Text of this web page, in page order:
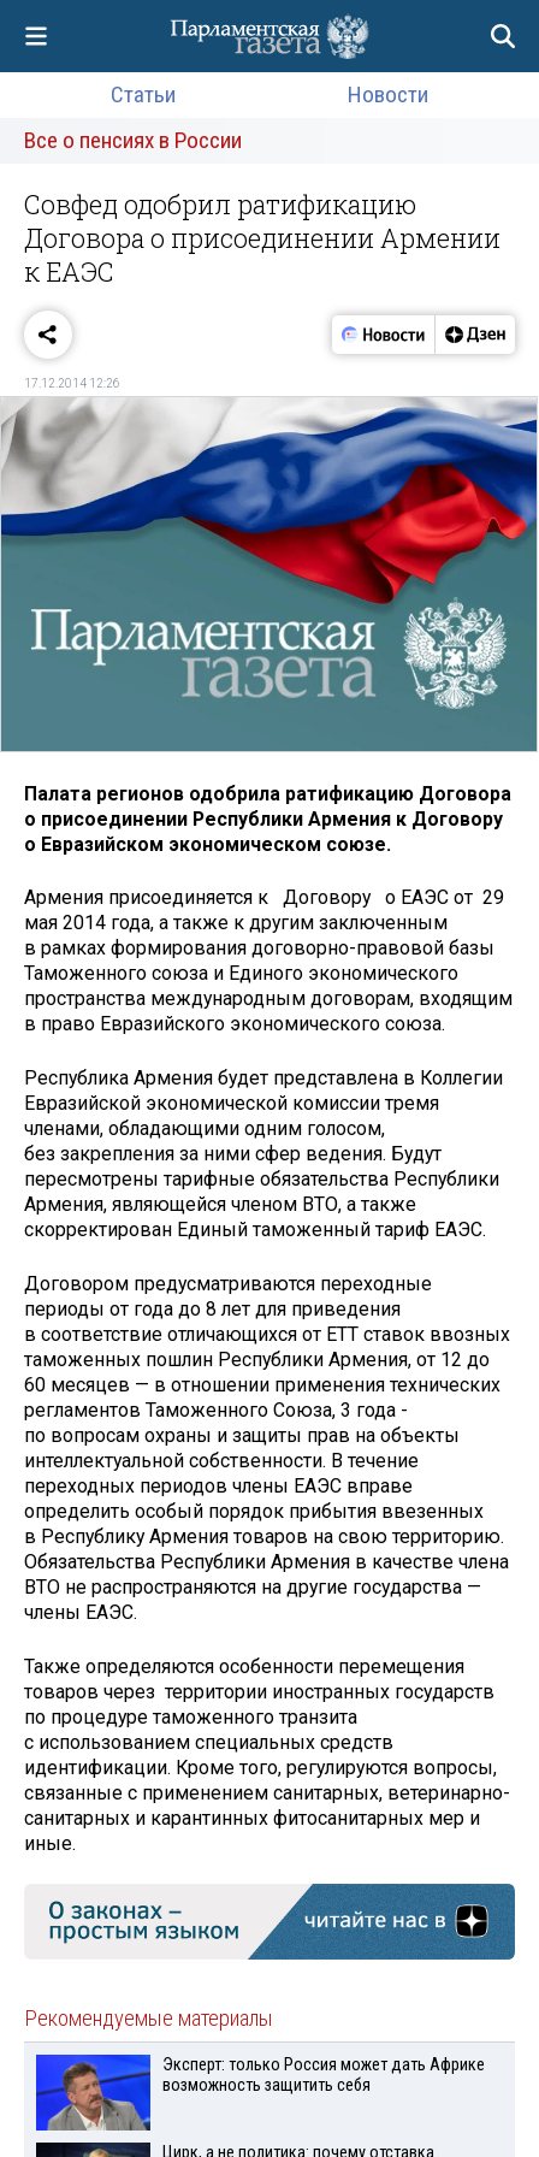
Статьи
Новости
Все о пенсиях в России
Совфед одобрил ратификацию
Договора о присоединении Армении
к ЕАЭС
17.12.2014 12:26
Палата регионов одобрила ратификацию Договора
о присоединении Республики Армения к Договору
о Евразийском экономическом союзе.
Армения присоединяется к Договору о ЕАЭС от 29
мая 2014 года, а также к другим заключенным
в рамках формирования договорно-правовой базы
Таможенного союза и Единого экономического
пространства международным договорам, входящим
в право Евразийского экономического союза.
Республика Армения будет представлена в Коллегии
Евразийской экономической комиссии тремя
членами, обладающими одним голосом,
без закрепления за ними сфер ведения. Будут
пересмотрены тарифные обязательства Республики
Армения, являющейся членом ВТО, а также
скорректирован Единый таможенный тариф ЕАЭС.
Договором предусматриваются переходные
периоды от года до 8 лет для приведения
в соответствие отличающихся от ЕТТ ставок ввозных
таможенных пошлин Республики Армения, от 12 до
60 месяцев — в отношении применения технических
регламентов Таможенного Союза, 3 года -
по вопросам охраны и защиты прав на объекты
интеллектуальной собственности. В течение
переходных периодов члены ЕАЭС вправе
определить особый порядок прибытия ввезенных
в Республику Армения товаров на свою территорию.
Обязательства Республики Армения в качестве члена
ВТО не распространяются на другие государства —
члены ЕАЭС.
Также определяются особенности перемещения
товаров через территории иностранных государств
по процедуре таможенного транзита
с использованием специальных средств
идентификации. Кроме того, регулируются вопросы,
связанные с применением санитарных, ветеринарно-
санитарных и карантинных фитосанитарных мер и
иные.
Рекомендуемые материалы
Эксперт: только Россия может дать Африке
возможность защитить себя
Цирк, а не политика: почему отставка